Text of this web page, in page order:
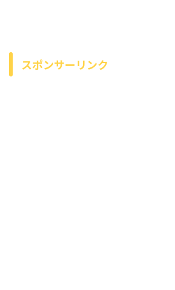
スポンサーリンク